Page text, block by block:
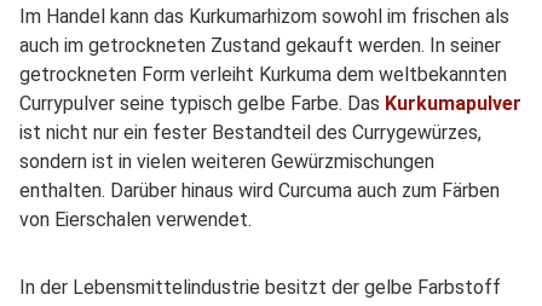
Im Handel kann das Kurkumarhizom sowohl im frischen als
auch im getrockneten Zustand gekauft werden. In seiner
getrockneten Form verleiht Kurkuma dem weltbekannten
Currypulver seine typisch gelbe Farbe. Das Kurkumapulver
ist nicht nur ein fester Bestandteil des Currygewürzes,
sondern ist in vielen weiteren Gewürzmischungen
enthalten. Darüber hinaus wird Curcuma auch zum Färben
von Eierschalen verwendet.
In der Lebensmittelindustrie besitzt der gelbe Farbstoff